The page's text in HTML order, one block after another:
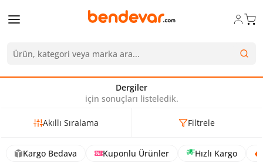
Dergiler
için sonuçları listeledik.
Akıllı Sıralama Filtrele
Kargo Bedava Kuponlu Ürünler Hızlı Kargo